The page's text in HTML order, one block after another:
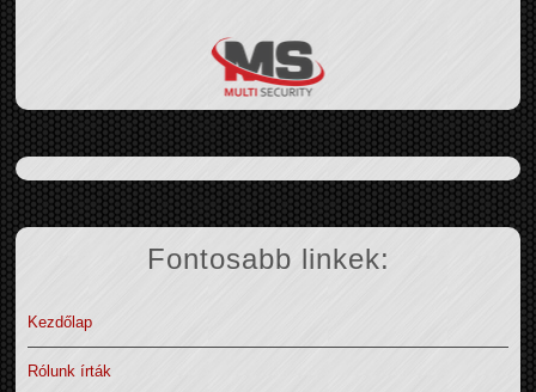
Fontosabb linkek:
Kezdőlap
Rólunk írták